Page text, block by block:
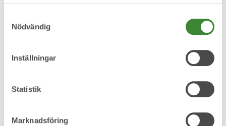
Nödvändig
Inställningar
Statistik
Marknadsföring